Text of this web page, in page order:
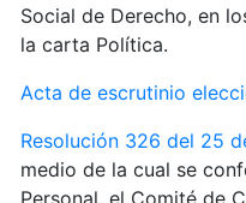
Social de Derecho, en
la carta Política.
Acta de escrutinio
Resolución 326 del 25
medio de la cual se
Personal, el Comité de